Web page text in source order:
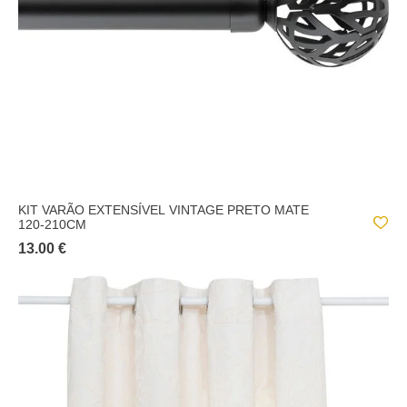
KIT VARÃO EXTENSÍVEL VINTAGE PRETO MATE
120-210CM
13.00 €